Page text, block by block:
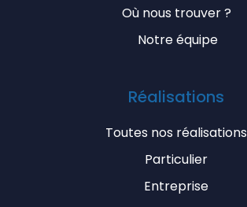
Où nous trouver ?
Notre équipe
Réalisations
Toutes nos réalisations
Particulier
Entreprise